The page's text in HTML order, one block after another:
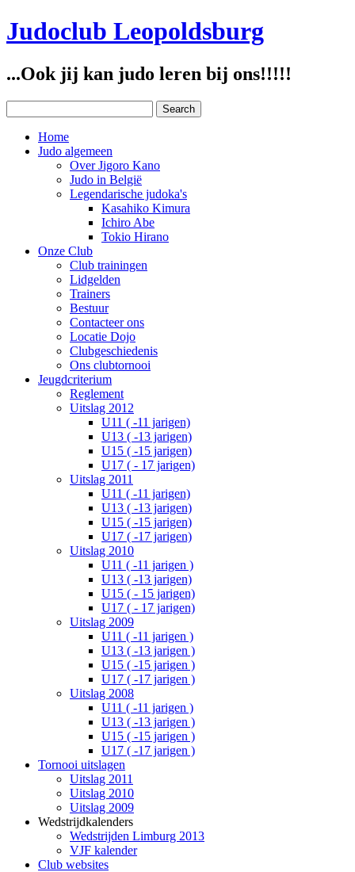
Judoclub Leopoldsburg
...Ook jij kan judo leren bij ons!!!!!
Home
Judo algemeen
Over Jigoro Kano
Judo in België
Legendarische judoka's
Kasahiko Kimura
Ichiro Abe
Tokio Hirano
Onze Club
Club trainingen
Lidgelden
Trainers
Bestuur
Contacteer ons
Locatie Dojo
Clubgeschiedenis
Ons clubtornooi
Jeugdcriterium
Reglement
Uitslag 2012
U11 ( -11 jarigen)
U13 ( -13 jarigen)
U15 ( -15 jarigen)
U17 ( - 17 jarigen)
Uitslag 2011
U11 ( -11 jarigen)
U13 ( -13 jarigen)
U15 ( -15 jarigen)
U17 ( -17 jarigen)
Uitslag 2010
U11 ( -11 jarigen )
U13 ( -13 jarigen)
U15 ( - 15 jarigen)
U17 ( - 17 jarigen)
Uitslag 2009
U11 ( -11 jarigen )
U13 ( -13 jarigen )
U15 ( -15 jarigen )
U17 ( -17 jarigen )
Uitslag 2008
U11 ( -11 jarigen )
U13 ( -13 jarigen )
U15 ( -15 jarigen )
U17 ( -17 jarigen )
Tornooi uitslagen
Uitslag 2011
Uitslag 2010
Uitslag 2009
Wedstrijdkalenders
Wedstrijden Limburg 2013
VJF kalender
Club websites